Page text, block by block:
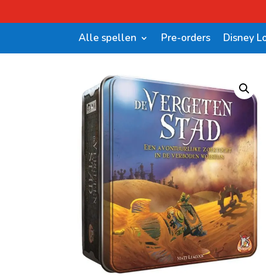
Alle spellen Pre-orders Disney
Shop / De Vergeten Stad –